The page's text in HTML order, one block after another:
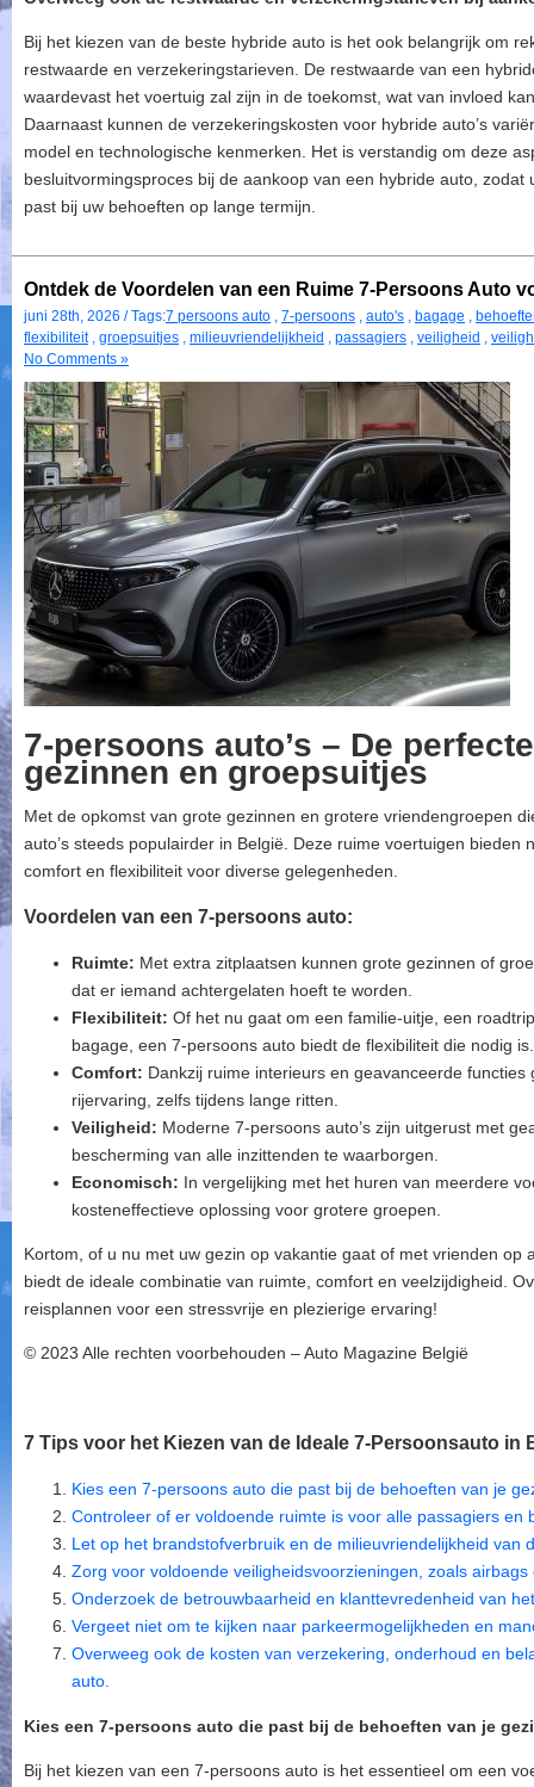
Bij het kiezen van de beste hybride auto is het ook belangrijk om
restwaarde en verzekeringstarieven. De restwaarde van een
waardevast het voertuig zal zijn in de toekomst, wat van invloed
Daarnaast kunnen de verzekeringskosten voor hybride auto’s
model en technologische kenmerken. Het is verstandig om deze
besluitvormingsproces bij de aankoop van een hybride auto,
past bij uw behoeften op lange termijn.
Ontdek de Voordelen van een Ruime 7-Persoons Auto
juni 28th, 2026 / Tags:7 persoons auto , 7-persoons , auto's , bagage ,
flexibiliteit, groepsuitjes , milieuvriendelijkheid , passagiers , veiligheid ,
No Comments »
7-persoons auto’s – De
gezinnen en groepsuitjes
Met de opkomst van grote gezinnen en grotere vriendengroepen
auto’s steeds populairder in België. Deze ruime voertuigen
comfort en flexibiliteit voor diverse gelegenheden.
Voordelen van een 7-persoons auto:
Ruimte: Met extra zitplaatsen kunnen grote gezinnen of
dat er iemand achtergelaten hoeft te worden.
Flexibiliteit: Of het nu gaat om een familie-uitje, een
bagage, een 7-persoons auto biedt de flexibiliteit die nodig is.
Comfort: Dankzij ruime interieurs en geavanceerde
rijervaring, zelfs tijdens lange ritten.
Veiligheid: Moderne 7-persoons auto’s zijn uitgerust met
bescherming van alle inzittenden te waarborgen.
Economisch: In vergelijking met het huren van meerdere
kosteneffectieve oplossing voor grotere groepen.
Kortom, of u nu met uw gezin op vakantie gaat of met vrienden op
biedt de ideale combinatie van ruimte, comfort en veelzijdigheid.
reisplannen voor een stressvrije en plezierige ervaring!
© 2023 Alle rechten voorbehouden – Auto Magazine België
7 Tips voor het Kiezen van de Ideale 7-Persoonsauto in
Kies een 7-persoons auto die past bij de behoeften van je
Controleer of er voldoende ruimte is voor alle passagiers en
Let op het brandstofverbruik en de milieuvriendelijkheid van
Zorg voor voldoende veiligheidsvoorzieningen, zoals
Onderzoek de betrouwbaarheid en klanttevredenheid van
Vergeet niet om te kijken naar parkeermogelijkheden en
Overweeg ook de kosten van verzekering, onderhoud en
auto.
Kies een 7-persoons auto die past bij de behoeften van je
Bij het kiezen van een 7-persoons auto is het essentieel om een